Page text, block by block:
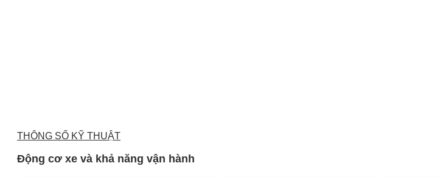
THÔNG SỐ KỸ THUẬT
Động cơ xe và khả năng vận hành